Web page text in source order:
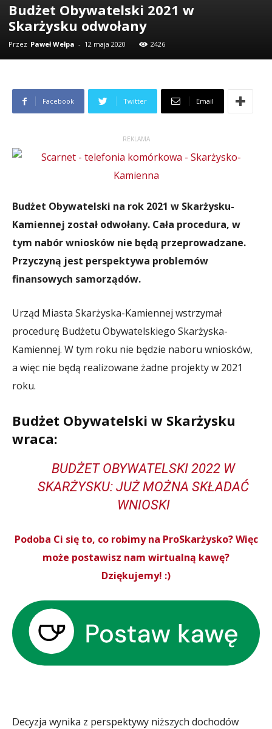
Budżet Obywatelski 2021 w
Skarżysku odwołany
Przez Paweł Wełpa - 12 maja 2020 2426
Facebook Twitter Email
REKLAMA
Budżet Obywatelski na rok 2021 w Skarżysku-
Kamiennej został odwołany. Cała procedura, w
tym nabór wniosków nie będą przeprowadzane.
Przyczyną jest perspektywa problemów
finansowych samorządów.
Urząd Miasta Skarżyska-Kamiennej wstrzymał
procedurę Budżetu Obywatelskiego Skarżyska-
Kamiennej. W tym roku nie będzie naboru wniosków,
a więc nie będą realizowane żadne projekty w 2021
roku.
Budżet Obywatelski w Skarżysku
wraca:
BUDŻET OBYWATELSKI 2022 W
SKARŻYSKU: JUŻ MOŻNA SKŁADAĆ
WNIOSKI
Podoba Ci się to, co robimy na ProSkarżysko? Więc
może postawisz nam wirtualną kawę?
Dziękujemy! :)
Decyzja wynika z perspektywy niższych dochodów